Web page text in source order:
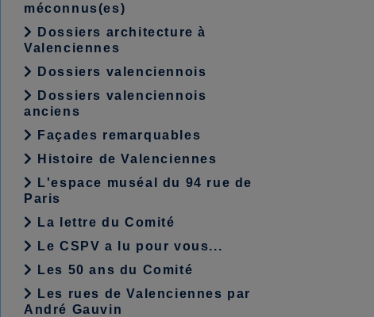
méconnus(es)
Dossiers architecture à
Valenciennes
Dossiers valenciennois
Dossiers valenciennois
anciens
Façades remarquables
Histoire de Valenciennes
L'espace muséal du 94 rue de
Paris
La lettre du Comité
Le CSPV a lu pour vous...
Les 50 ans du Comité
Les rues de Valenciennes par
André Gauvin